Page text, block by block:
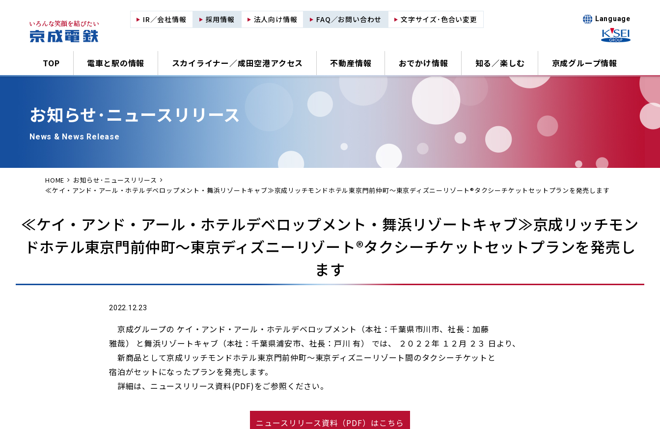
IR／会社情報 採用情報 法人向け情報 FAQ／お問い合わせ 文字サイズ･色合い変更 Language
TOP 電車と駅の情報 スカイライナー／成田空港アクセス 不動産情報 おでかけ情報 知る／楽しむ 京成グループ情報
お知らせ･ニュースリリース
News & News Release
HOME
お知らせ･ニュースリリース
≪ケイ・アンド・アール・ホテルデベロップメント・舞浜リゾートキャブ≫京成リッチモンドホテル東京門前仲町～東京ディズニーリゾート®タクシーチケットセットプランを発売します
≪ケイ・アンド・アール・ホテルデベロップメント・舞浜リゾートキャブ≫京成リッチモン
ドホテル東京門前仲町～東京ディズニーリゾート®タクシーチケットセットプランを発売し
ます
2022.12.23
京成グループの ケイ・アンド・アール・ホテルデベロップメント（本社：千葉県市川市、社長：加藤
雅哉） と舞浜リゾートキャブ（本社：千葉県浦安市、社長：戸川 有） では、 ２０２２年 １２月 ２３ 日より、
新商品として京成リッチモンドホテル東京門前仲町～東京ディズニーリゾート間のタクシーチケットと
宿泊がセットになったプランを発売します。
詳細は、ニュースリリース資料(PDF)をご参照ください。
ニュースリリース資料（PDF）はこちら